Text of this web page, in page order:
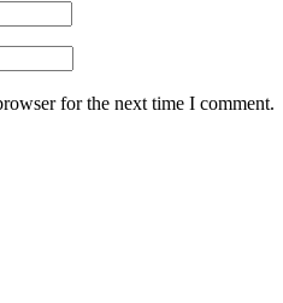
for the next time I comment.